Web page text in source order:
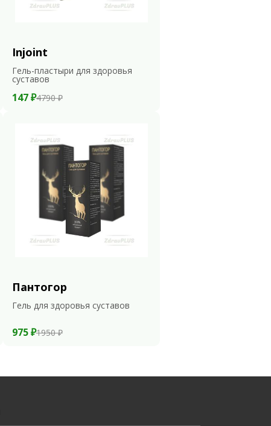
Injoint
Гель-пластыри для здоровья
суставов
147 ₽4790 ₽
Пантогор
Гель для здоровья суставов
975 ₽1950 ₽